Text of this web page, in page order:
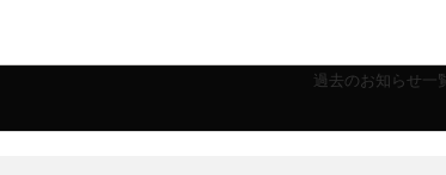
過去のお知らせ一